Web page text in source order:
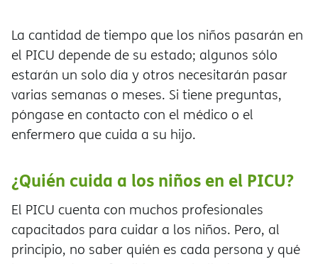
La cantidad de tiempo que los niños pasarán en
el PICU depende de su estado; algunos sólo
estarán un solo día y otros necesitarán pasar
varias semanas o meses. Si tiene preguntas,
póngase en contacto con el médico o el
enfermero que cuida a su hijo.
¿Quién cuida a los niños en el PICU?
El PICU cuenta con muchos profesionales
capacitados para cuidar a los niños. Pero, al
principio, no saber quién es cada persona y qué